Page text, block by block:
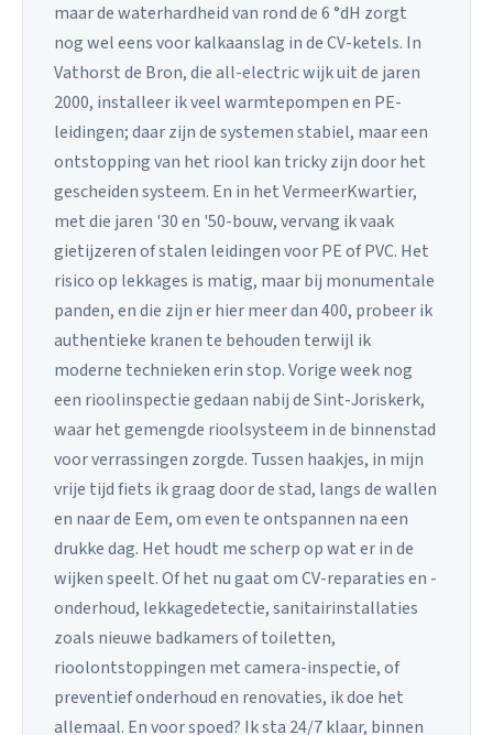
maar de waterhardheid van rond de 6 °dH zorgt
nog wel eens voor kalkaanslag in de CV-ketels. In
Vathorst de Bron, die all-electric wijk uit de jaren
2000, installeer ik veel warmtepompen en PE-
leidingen; daar zijn de systemen stabiel, maar een
ontstopping van het riool kan tricky zijn door het
gescheiden systeem. En in het VermeerKwartier,
met die jaren '30 en '50-bouw, vervang ik vaak
gietijzeren of stalen leidingen voor PE of PVC. Het
risico op lekkages is matig, maar bij monumentale
panden, en die zijn er hier meer dan 400, probeer ik
authentieke kranen te behouden terwijl ik
moderne technieken erin stop. Vorige week nog
een rioolinspectie gedaan nabij de Sint-Joriskerk,
waar het gemengde rioolsysteem in de binnenstad
voor verrassingen zorgde. Tussen haakjes, in mijn
vrije tijd fiets ik graag door de stad, langs de wallen
en naar de Eem, om even te ontspannen na een
drukke dag. Het houdt me scherp op wat er in de
wijken speelt. Of het nu gaat om CV-reparaties en -
onderhoud, lekkagedetectie, sanitairinstallaties
zoals nieuwe badkamers of toiletten,
rioolontstoppingen met camera-inspectie, of
preventief onderhoud en renovaties, ik doe het
allemaal. En voor spoed? Ik sta 24/7 klaar, binnen